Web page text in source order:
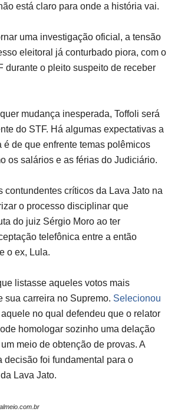
está claro para onde a história vai.
uma investigação oficial, a tensão
eleitoral já conturbado piora, com o
durante o pleito suspeito de receber
mudança inesperada, Toffoli será
do STF. Há algumas expectativas a
é de que enfrente temas polêmicos
os salários e as férias do Judiciário.
contundentes críticos da Lava Jato na
o processo disciplinar que
do juiz Sérgio Moro ao ter
telefônica entre a então
o ex, Lula.
listasse aqueles votos mais
sua carreira no Supremo. Selecionou
no qual defendeu que o relator
homologar sozinho uma delação
meio de obtenção de provas. A
decisão foi fundamental para o
Lava Jato.